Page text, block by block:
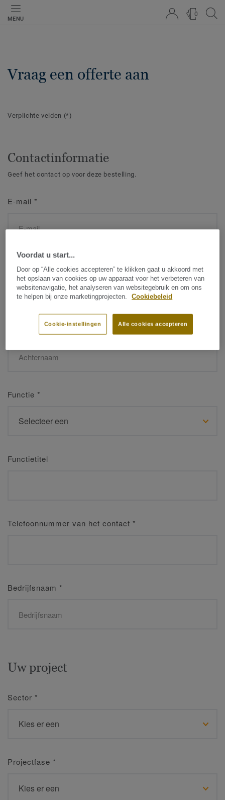
MENU
0
Vraag een offerte aan
Verplichte velden (*)
Contactinformatie
Geef het contact op voor deze bestelling.
E-mail *
Naam *
Functie *
Functietitel
Telefoonnummer van het contact *
Bedrijfsnaam *
Uw project
Sector *
Projectfase *
Voordat u start...
Door op “Alle cookies accepteren” te klikken gaat u akkoord met
het opslaan van cookies op uw apparaat voor het verbeteren van
websitenavigatie, het analyseren van websitegebruik en om ons
te helpen bij onze marketingprojecten.
Cookiebeleid
Alle cookies accepteren
Cookie-instellingen